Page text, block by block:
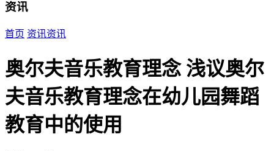
资讯
首页 资讯资讯
奥尔夫音乐教育理念 浅议奥尔
夫音乐教育理念在幼儿园舞蹈
教育中的使用